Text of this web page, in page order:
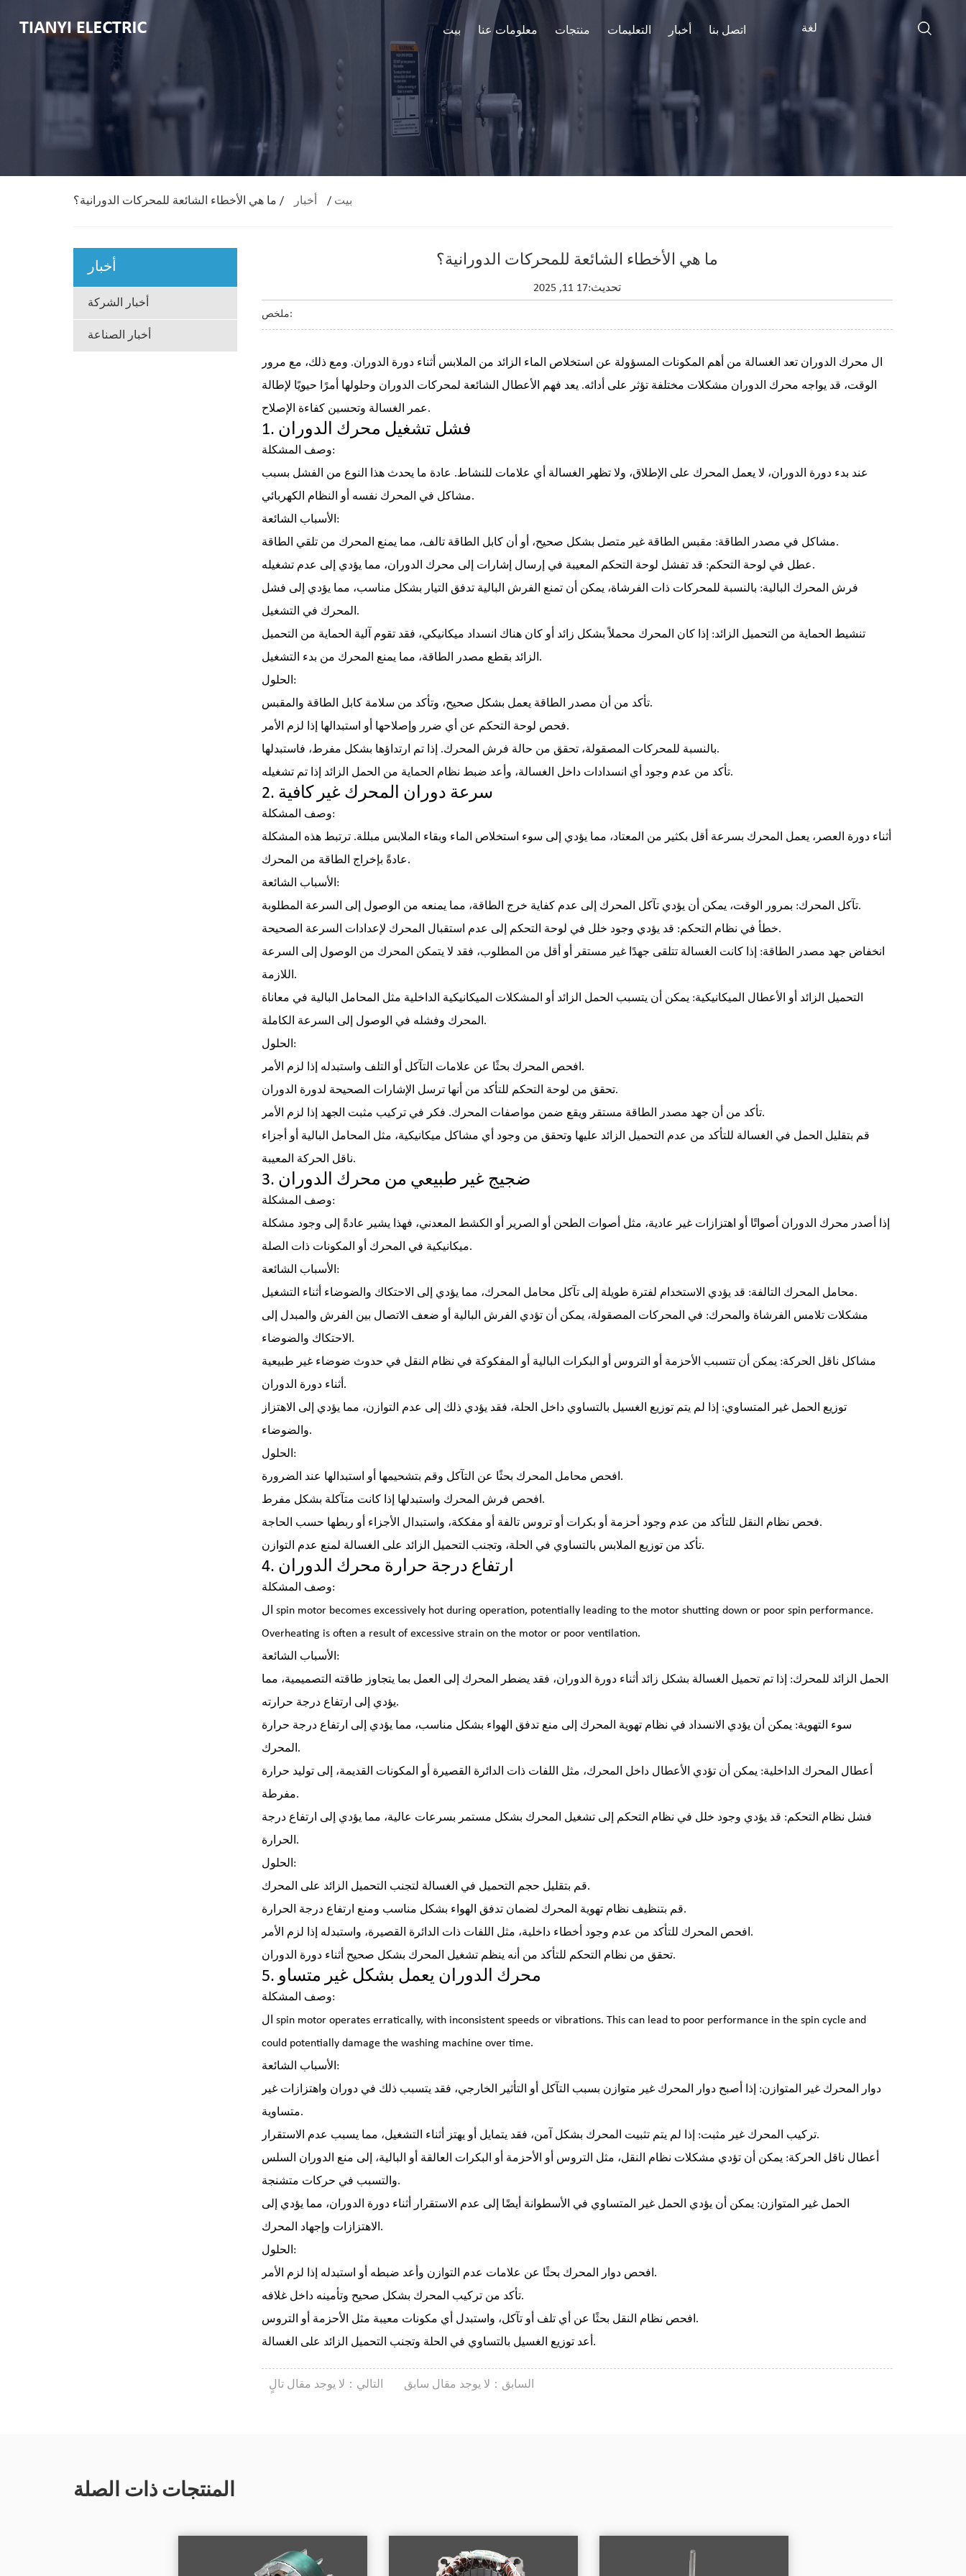
لغة بيت معلومات عنا منتجات التعليمات أخبار اتصل بنا
بيت / أخبار / ما هي الأخطاء الشائعة للمحركات الدورانية؟
أخبار
أخبار الشركة
أخبار الصناعة
ما هي الأخطاء الشائعة للمحركات الدورانية؟
تحديث:17 11, 2025
ملخص:
ال محرك الدوران تعد الغسالة من أهم المكونات المسؤولة عن استخلاص الماء الزائد من الملابس أثناء دورة الدوران. ومع ذلك، مع مرور
الوقت، قد يواجه محرك الدوران مشكلات مختلفة تؤثر على أدائه. يعد فهم الأعطال الشائعة لمحركات الدوران وحلولها أمرًا حيويًا لإطالة
عمر الغسالة وتحسين كفاءة الإصلاح.
1. فشل تشغيل محرك الدوران
وصف المشكلة:
عند بدء دورة الدوران، لا يعمل المحرك على الإطلاق، ولا تظهر الغسالة أي علامات للنشاط. عادة ما يحدث هذا النوع من الفشل بسبب
مشاكل في المحرك نفسه أو النظام الكهربائي.
الأسباب الشائعة:
مشاكل في مصدر الطاقة: مقبس الطاقة غير متصل بشكل صحيح، أو أن كابل الطاقة تالف، مما يمنع المحرك من تلقي الطاقة.
عطل في لوحة التحكم: قد تفشل لوحة التحكم المعيبة في إرسال إشارات إلى محرك الدوران، مما يؤدي إلى عدم تشغيله.
فرش المحرك البالية: بالنسبة للمحركات ذات الفرشاة، يمكن أن تمنع الفرش البالية تدفق التيار بشكل مناسب، مما يؤدي إلى فشل
المحرك في التشغيل.
تنشيط الحماية من التحميل الزائد: إذا كان المحرك محملاً بشكل زائد أو كان هناك انسداد ميكانيكي، فقد تقوم آلية الحماية من التحميل
الزائد بقطع مصدر الطاقة، مما يمنع المحرك من بدء التشغيل.
الحلول:
تأكد من أن مصدر الطاقة يعمل بشكل صحيح، وتأكد من سلامة كابل الطاقة والمقبس.
فحص لوحة التحكم عن أي ضرر وإصلاحها أو استبدالها إذا لزم الأمر.
بالنسبة للمحركات المصقولة، تحقق من حالة فرش المحرك. إذا تم ارتداؤها بشكل مفرط، فاستبدلها.
تأكد من عدم وجود أي انسدادات داخل الغسالة، وأعد ضبط نظام الحماية من الحمل الزائد إذا تم تشغيله.
2. سرعة دوران المحرك غير كافية
وصف المشكلة:
أثناء دورة العصر، يعمل المحرك بسرعة أقل بكثير من المعتاد، مما يؤدي إلى سوء استخلاص الماء وبقاء الملابس مبللة. ترتبط هذه المشكلة
عادةً بإخراج الطاقة من المحرك.
الأسباب الشائعة:
تآكل المحرك: بمرور الوقت، يمكن أن يؤدي تآكل المحرك إلى عدم كفاية خرج الطاقة، مما يمنعه من الوصول إلى السرعة المطلوبة.
خطأ في نظام التحكم: قد يؤدي وجود خلل في لوحة التحكم إلى عدم استقبال المحرك لإعدادات السرعة الصحيحة.
انخفاض جهد مصدر الطاقة: إذا كانت الغسالة تتلقى جهدًا غير مستقر أو أقل من المطلوب، فقد لا يتمكن المحرك من الوصول إلى السرعة
اللازمة.
التحميل الزائد أو الأعطال الميكانيكية: يمكن أن يتسبب الحمل الزائد أو المشكلات الميكانيكية الداخلية مثل المحامل البالية في معاناة
المحرك وفشله في الوصول إلى السرعة الكاملة.
الحلول:
افحص المحرك بحثًا عن علامات التآكل أو التلف واستبدله إذا لزم الأمر.
تحقق من لوحة التحكم للتأكد من أنها ترسل الإشارات الصحيحة لدورة الدوران.
تأكد من أن جهد مصدر الطاقة مستقر ويقع ضمن مواصفات المحرك. فكر في تركيب مثبت الجهد إذا لزم الأمر.
قم بتقليل الحمل في الغسالة للتأكد من عدم التحميل الزائد عليها وتحقق من وجود أي مشاكل ميكانيكية، مثل المحامل البالية أو أجزاء
ناقل الحركة المعيبة.
3. ضجيج غير طبيعي من محرك الدوران
وصف المشكلة:
إذا أصدر محرك الدوران أصواتًا أو اهتزازات غير عادية، مثل أصوات الطحن أو الصرير أو الكشط المعدني، فهذا يشير عادةً إلى وجود مشكلة
ميكانيكية في المحرك أو المكونات ذات الصلة.
الأسباب الشائعة:
محامل المحرك التالفة: قد يؤدي الاستخدام لفترة طويلة إلى تآكل محامل المحرك، مما يؤدي إلى الاحتكاك والضوضاء أثناء التشغيل.
مشكلات تلامس الفرشاة والمحرك: في المحركات المصقولة، يمكن أن تؤدي الفرش البالية أو ضعف الاتصال بين الفرش والمبدل إلى
الاحتكاك والضوضاء.
مشاكل ناقل الحركة: يمكن أن تتسبب الأحزمة أو التروس أو البكرات البالية أو المفكوكة في نظام النقل في حدوث ضوضاء غير طبيعية
أثناء دورة الدوران.
توزيع الحمل غير المتساوي: إذا لم يتم توزيع الغسيل بالتساوي داخل الحلة، فقد يؤدي ذلك إلى عدم التوازن، مما يؤدي إلى الاهتزاز
والضوضاء.
الحلول:
افحص محامل المحرك بحثًا عن التآكل وقم بتشحيمها أو استبدالها عند الضرورة.
افحص فرش المحرك واستبدلها إذا كانت متآكلة بشكل مفرط.
فحص نظام النقل للتأكد من عدم وجود أحزمة أو بكرات أو تروس تالفة أو مفككة، واستبدال الأجزاء أو ربطها حسب الحاجة.
تأكد من توزيع الملابس بالتساوي في الحلة، وتجنب التحميل الزائد على الغسالة لمنع عدم التوازن.
4. ارتفاع درجة حرارة محرك الدوران
وصف المشكلة:
ال spin motor becomes excessively hot during operation, potentially leading to the motor shutting down or poor spin performance.
Overheating is often a result of excessive strain on the motor or poor ventilation.
الأسباب الشائعة:
الحمل الزائد للمحرك: إذا تم تحميل الغسالة بشكل زائد أثناء دورة الدوران، فقد يضطر المحرك إلى العمل بما يتجاوز طاقته التصميمية، مما
يؤدي إلى ارتفاع درجة حرارته.
سوء التهوية: يمكن أن يؤدي الانسداد في نظام تهوية المحرك إلى منع تدفق الهواء بشكل مناسب، مما يؤدي إلى ارتفاع درجة حرارة
المحرك.
أعطال المحرك الداخلية: يمكن أن تؤدي الأعطال داخل المحرك، مثل اللفات ذات الدائرة القصيرة أو المكونات القديمة، إلى توليد حرارة
مفرطة.
فشل نظام التحكم: قد يؤدي وجود خلل في نظام التحكم إلى تشغيل المحرك بشكل مستمر بسرعات عالية، مما يؤدي إلى ارتفاع درجة
الحرارة.
الحلول:
قم بتقليل حجم التحميل في الغسالة لتجنب التحميل الزائد على المحرك.
قم بتنظيف نظام تهوية المحرك لضمان تدفق الهواء بشكل مناسب ومنع ارتفاع درجة الحرارة.
افحص المحرك للتأكد من عدم وجود أخطاء داخلية، مثل اللفات ذات الدائرة القصيرة، واستبدله إذا لزم الأمر.
تحقق من نظام التحكم للتأكد من أنه ينظم تشغيل المحرك بشكل صحيح أثناء دورة الدوران.
5. محرك الدوران يعمل بشكل غير متساو
وصف المشكلة:
ال spin motor operates erratically, with inconsistent speeds or vibrations. This can lead to poor performance in the spin cycle and
could potentially damage the washing machine over time.
الأسباب الشائعة:
دوار المحرك غير المتوازن: إذا أصبح دوار المحرك غير متوازن بسبب التآكل أو التأثير الخارجي، فقد يتسبب ذلك في دوران واهتزازات غير
متساوية.
تركيب المحرك غير مثبت: إذا لم يتم تثبيت المحرك بشكل آمن، فقد يتمايل أو يهتز أثناء التشغيل، مما يسبب عدم الاستقرار.
أعطال ناقل الحركة: يمكن أن تؤدي مشكلات نظام النقل، مثل التروس أو الأحزمة أو البكرات العالقة أو البالية، إلى منع الدوران السلس
والتسبب في حركات متشنجة.
الحمل غير المتوازن: يمكن أن يؤدي الحمل غير المتساوي في الأسطوانة أيضًا إلى عدم الاستقرار أثناء دورة الدوران، مما يؤدي إلى
الاهتزازات وإجهاد المحرك.
الحلول:
افحص دوار المحرك بحثًا عن علامات عدم التوازن وأعد ضبطه أو استبدله إذا لزم الأمر.
تأكد من تركيب المحرك بشكل صحيح وتأمينه داخل غلافه.
افحص نظام النقل بحثًا عن أي تلف أو تآكل، واستبدل أي مكونات معيبة مثل الأحزمة أو التروس.
أعد توزيع الغسيل بالتساوي في الحلة وتجنب التحميل الزائد على الغسالة.
السابق：لا يوجد مقال سابق التالي：لا يوجد مقال تالٍ
المنتجات ذات الصلة